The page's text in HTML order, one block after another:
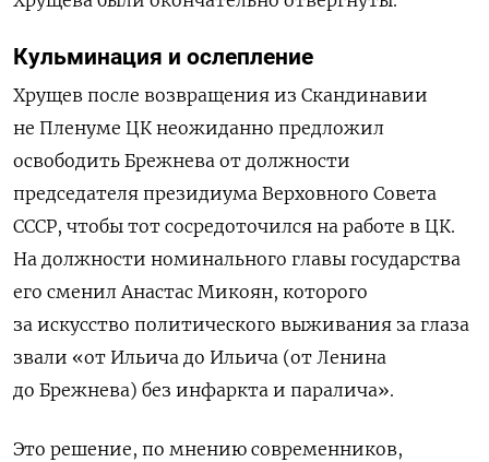
Кульминация и ослепление
Хрущев после возвращения из Скандинавии
не Пленуме ЦК неожиданно предложил
освободить Брежнева от должности
председателя президиума Верховного Совета
СССР, чтобы тот сосредоточился на работе в ЦК.
На должности номинального главы государства
его сменил Анастас Микоян, которого
за искусство политического выживания за глаза
звали «от Ильича до Ильича (от Ленина
до Брежнева) без инфаркта и паралича».
Это решение, по мнению современников,